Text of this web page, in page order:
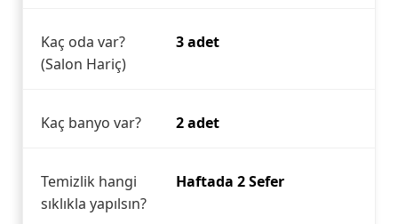
Kaç oda var?
(Salon Hariç)
3 adet
Kaç banyo var? 2 adet
Temizlik hangi
sıklıkla yapılsın?
Haftada 2 Sefer